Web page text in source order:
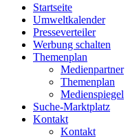
Startseite
Umweltkalender
Presseverteiler
Werbung schalten
Themenplan
Medienpartner
Themenplan
Medienspiegel
Suche-Marktplatz
Kontakt
Kontakt